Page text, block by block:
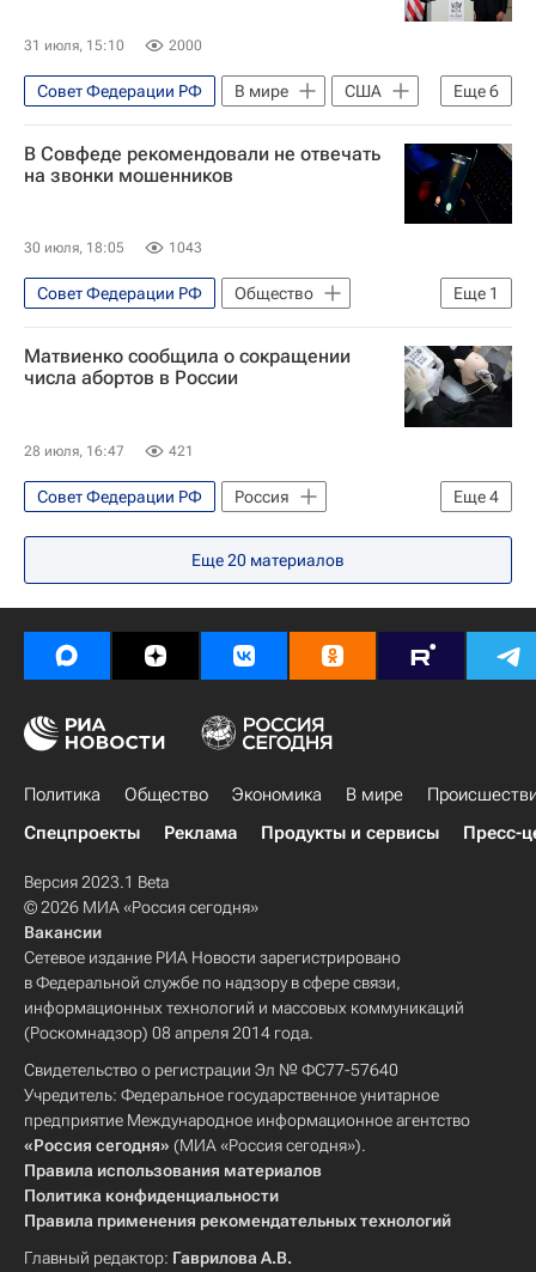
31 июля, 15:10 2000
Еще6
Совет Федерации РФ В мире
США
Москва
Украина
Стив Уиткофф
Джаред Кушнер
Дональд Трамп
В Совфеде рекомендовали не отвечать
на звонки мошенников
30 июля, 18:05 1043
Еще 1
Совет Федерации РФ
Общество
Анатолий Артамонов
Матвиенко сообщила о сокращении
числа абортов в России
28 июля, 16:47 421
Еще4
Совет Федерации РФ
Россия
Вологодская область
Валентина Матвиенко
Владимир Путин
Общество
Еще20 материалов
Политика Общество Экономика В мире
Спецпроекты
Реклама Продукты и сервисы Пресс-
Версия 2023.1 Beta
© 2026 МИА «Россия сегодня»
Вакансии
Сетевое издание РИА Новости зарегистрировано
в Федеральной службе по надзору в сфере связи,
информационных технологий и массовых коммуникаций
(Роскомнадзор) 08 апреля 2014 года.
Свидетельство о регистрации Эл № ФС77-57640
Учредитель: Федеральное государственное унитарное
предприятие Международное информационное агентство
«Россия сегодня» (МИА «Россия сегодня»).
Правила использования материалов
Политика конфиденциальности
Правила применения рекомендательных технологий
Главный редактор: Гаврилова А.В.